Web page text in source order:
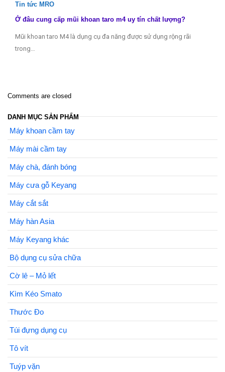
Tin tức MRO
Ở đâu cung cấp mũi khoan taro m4 uy tín chất lượng?
Mũi khoan taro M4 là dụng cụ đa năng được sử dụng rộng rãi
trong…
Comments are closed
DANH MỤC SẢN PHẨM
Máy khoan cầm tay
Máy mài cầm tay
Máy chà, đánh bóng
Máy cưa gỗ Keyang
Máy cắt sắt
Máy hàn Asia
Máy Keyang khác
Bộ dụng cụ sửa chữa
Cờ lê – Mỏ lết
Kìm Kéo Smato
Thước Đo
Túi đựng dụng cụ
Tô vít
Tuýp vặn